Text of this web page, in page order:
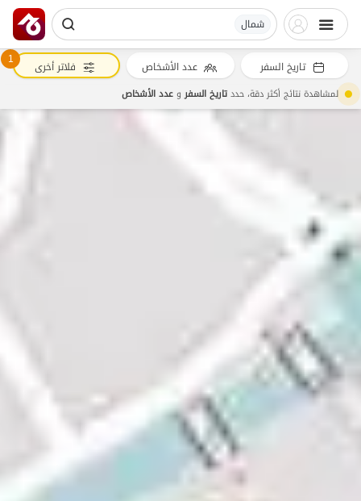
شمال
تاريخ السفر عدد الأشخاص 1 فلاتر أخرى
لمشاهدة نتائج أكثر دقة، حددتاريخ السفروعدد الأشخاص